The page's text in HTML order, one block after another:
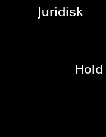
Brillerens
Juridisk